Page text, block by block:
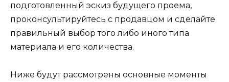
подготовленный эскиз будущего проема,
проконсультируйтесь с продавцом и сделайте
правильный выбор того либо иного типа
материала и его количества.
Ниже будут рассмотрены основные моменты